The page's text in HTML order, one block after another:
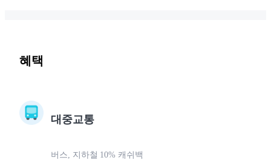
혜택
대중교통
버스, 지하철 10% 캐쉬백